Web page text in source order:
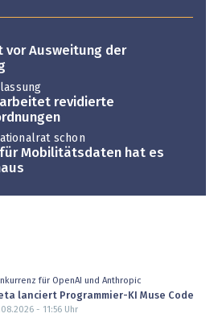
vor Ausweitung der
revidierte
schon
Mobilitätsdaten hat es
für OpenAI und Anthropic
lanciert Programmier-KI Muse Code
- 11:56Uhr